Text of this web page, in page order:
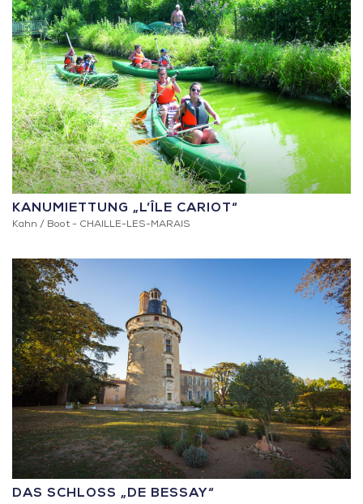
KANUMIETTUNG „L’ÎLE CARIOT“
Kahn / Boot - CHAILLE-LES-MARAIS
DAS SCHLOSS „DE BESSAY“